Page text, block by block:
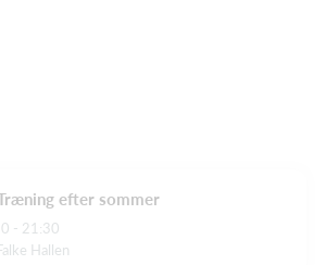
efter sommer
- 21:30
Hallen